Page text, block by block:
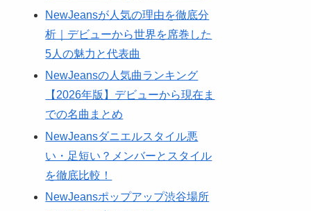
NewJeansが人気の理由を徹底分
析｜デビューから世界を席巻した
5人の魅力と代表曲
NewJeansの人気曲ランキング
【2026年版】デビューから現在ま
での名曲まとめ
NewJeansダニエルスタイル悪
い・足短い？メンバーとスタイル
を徹底比較！
NewJeansポップアップ渋谷場所